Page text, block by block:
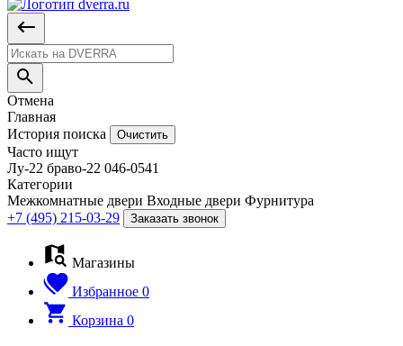
Отмена
Главная
История поиска
Очистить
Часто ищут
Лу-22 браво-22 046-0541
Категории
Межкомнатные двери Входные двери Фурнитура
+7 (495) 215-03-29
Заказать звонок
Магазины
Избранное 0
Корзина 0